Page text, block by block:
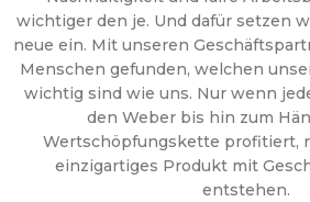
wichtiger den je. Und dafür setzen
neue ein. Mit unseren
Menschen gefunden, welchen
wichtig sind wie uns. Nur wenn
den Weber bis hin zum
Wertschöpfungskette profitiert,
einzigartiges Produkt mit
entstehen.